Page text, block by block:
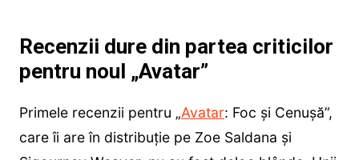
Recenzii dure din partea criticilor
pentru noul „Avatar”
Primele recenzii pentru „Avatar: Foc și Cenușă”,
care îi are în distribuție pe Zoe Saldana și